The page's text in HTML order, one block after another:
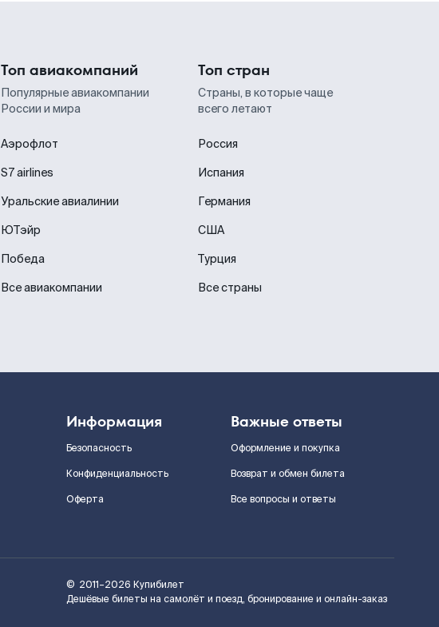
Топ авиакомпаний
Популярные авиакомпании
России и мира
Аэрофлот
S7 airlines
Уральские авиалинии
ЮТэйр
Победа
Все авиакомпании
Топ стран
Страны, в которые чаще
всего летают
Россия
Испания
Германия
США
Турция
Все страны
Информация
Безопасность
Конфиденциальность
Оферта
Важные ответы
Оформление и покупка
Возврат и обмен билета
Все вопросы и ответы
© 2011–2026 Купибилет
Дешёвые билеты на самолёт и поезд, бронирование и онлайн-заказ